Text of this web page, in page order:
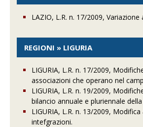
LAZIO, L.R. n. 17/2009,
REGIONI » LIGURIA
LIGURIA, L.R. n. 17/2009,
associazioni che operano nel
LIGURIA, L.R. n. 19/2009,
bilancio annuale e pluriennale
LIGURIA, L.R. n. 13/2009,
intefgrazioni.